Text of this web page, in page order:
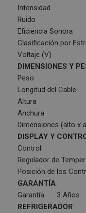
Intensidad
Ruido
Eficiencia Sonora
Clasificación por
Voltaje (V)
DIMENSIONES Y
Peso
Longitud del Cable
Altura
Anchura
Dimensiones (alto x
DISPLAY Y
Control
Regulador de
Posición de los
GARANTÍA
Garantía
3 Años
REFRIGERADOR